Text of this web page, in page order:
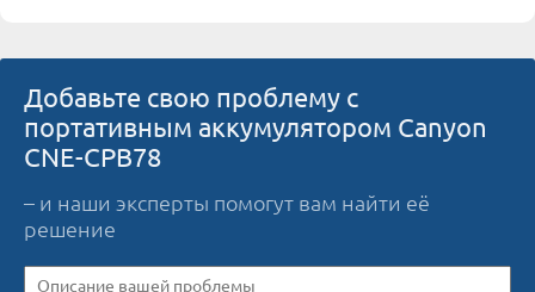
Добавьте свою проблему с
портативным аккумулятором Canyon
CNE-CPB78
– и наши эксперты помогут вам найти её
решение